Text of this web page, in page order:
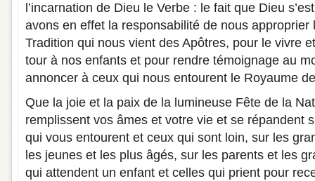
l’incarnation de Dieu le Verbe : le fait que Dieu
avons en effet la responsabilité de nous approprier
Tradition qui nous vient des Apôtres, pour le vivre
tour à nos enfants et pour rendre témoignage au
annoncer à ceux qui nous entourent le Royaume
Que la joie et la paix de la lumineuse Fête de la
remplissent vos âmes et votre vie et se répandent
qui vous entourent et ceux qui sont loin, sur les
les jeunes et les plus âgés, sur les parents et les
qui attendent un enfant et celles qui prient pour